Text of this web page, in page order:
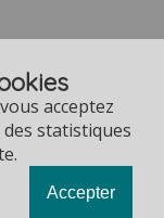
acceptez
statistiques
Accepter